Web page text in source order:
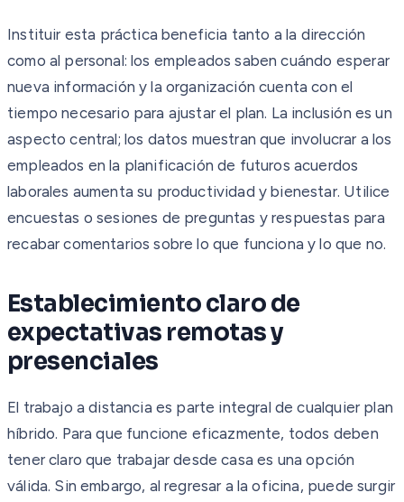
Instituir esta práctica beneficia tanto a la dirección
como al personal: los empleados saben cuándo esperar
nueva información y la organización cuenta con el
tiempo necesario para ajustar el plan. La inclusión es un
aspecto central; los datos muestran que involucrar a los
empleados en la planificación de futuros acuerdos
laborales aumenta su productividad y bienestar. Utilice
encuestas o sesiones de preguntas y respuestas para
recabar comentarios sobre lo que funciona y lo que no.
Establecimiento claro de
expectativas remotas y
presenciales
El trabajo a distancia es parte integral de cualquier plan
híbrido. Para que funcione eficazmente, todos deben
tener claro que trabajar desde casa es una opción
válida. Sin embargo, al regresar a la oficina, puede surgir